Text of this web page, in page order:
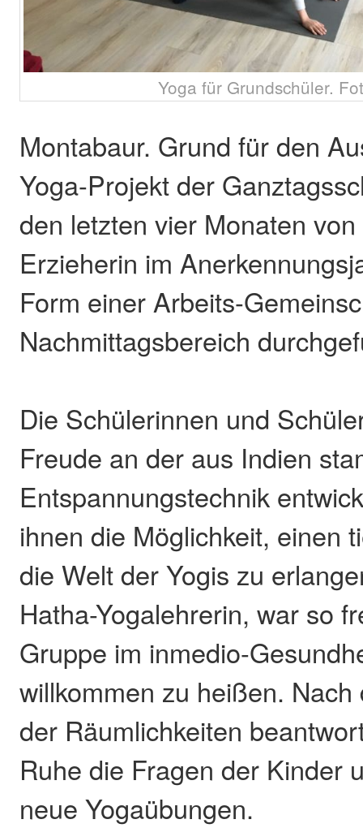
Yoga für Grundschüler.
Montabaur. Grund für den
Yoga-Projekt der
den letzten vier Monaten
Erzieherin im
Form einer Arbeits-
Nachmittagsbereich
Die Schülerinnen und
Freude an der aus Indien
Entspannungstechnik
ihnen die Möglichkeit, einen
die Welt der Yogis zu
Hatha-Yogalehrerin, war so
Gruppe im inmedio-
willkommen zu heißen.
der Räumlichkeiten
Ruhe die Fragen der Kinder
neue Yogaübungen.